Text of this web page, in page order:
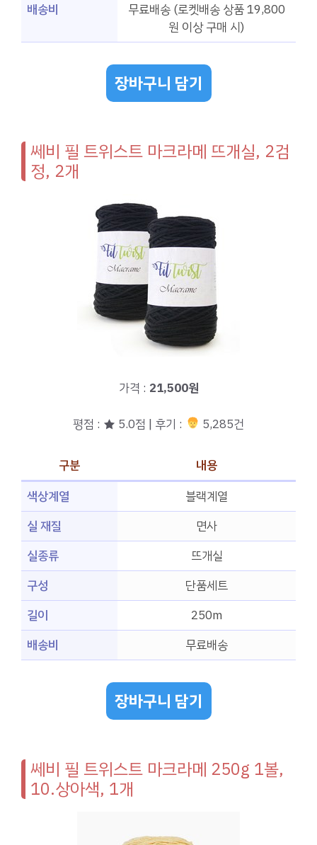
배송비
무료배송 (로켓배송 상품 19,800
원 이상 구매 시)
장바구니 담기
쎄비 필 트위스트 마크라메 뜨개실, 2검
정, 2개
가격 : 21,500원
평점 : ★ 5.0점 | 후기 : 5,285건
구분
내용
색상계열
블랙계열
실 재질
면사
실종류
뜨개실
구성
단품세트
길이
250m
배송비
무료배송
장바구니 담기
쎄비 필 트위스트 마크라메 250g 1볼,
10.상아색, 1개